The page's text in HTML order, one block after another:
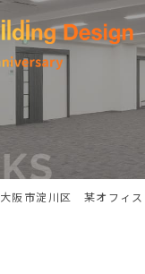
大阪市淀川区 某オフィ